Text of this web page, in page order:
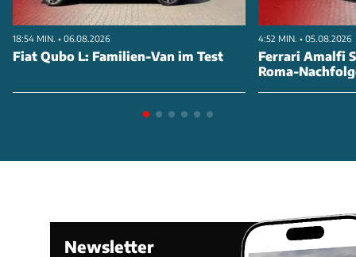
18:54 MIN. • 06.08.2026
Fiat Qubo L: Familien-Van im Test
4:52 MIN. • 05.08.2026
Ferrari Amalfi
Roma-
Newsletter